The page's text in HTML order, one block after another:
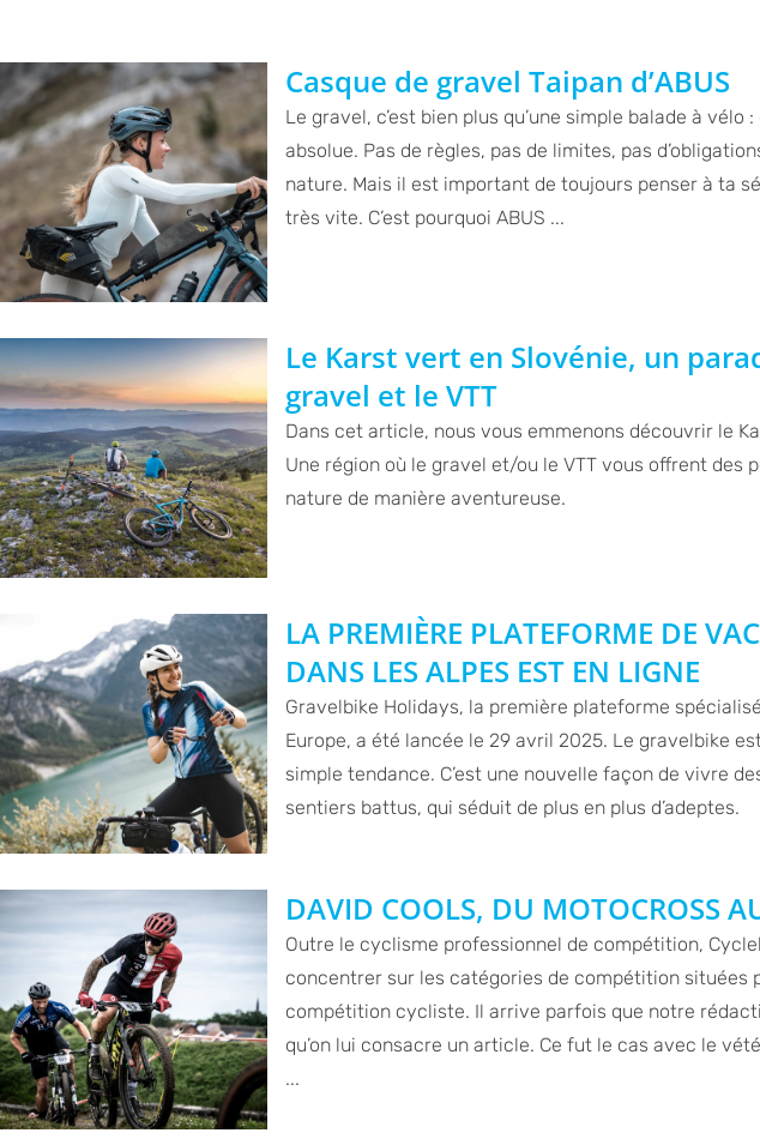
Casque de gravel Taipan d’ABUS
Le gravel, c’est bien plus qu’une simple balade à vélo
absolue. Pas de règles, pas de limites, pas
nature. Mais il est important de toujours penser à ta
très vite. C’est pourquoi ABUS ...
Le Karst vert en Slovénie, un
gravel et le VTT
Dans cet article, nous vous emmenons découvrir le
Une région où le gravel et/ou le VTT vous offrent des
nature de manière aventureuse.
LA PREMIÈRE PLATEFORME DE
DANS LES ALPES EST EN LIGNE
Gravelbike Holidays, la première plateforme
Europe, a été lancée le 29 avril 2025. Le gravelbike
simple tendance. C’est une nouvelle façon de vivre
sentiers battus, qui séduit de plus en plus d’adeptes.
DAVID COOLS, DU MOTOCROSS
Outre le cyclisme professionnel de compétition,
concentrer sur les catégories de compétition situées
compétition cycliste. Il arrive parfois que notre
qu’on lui consacre un article. Ce fut le cas avec le
...